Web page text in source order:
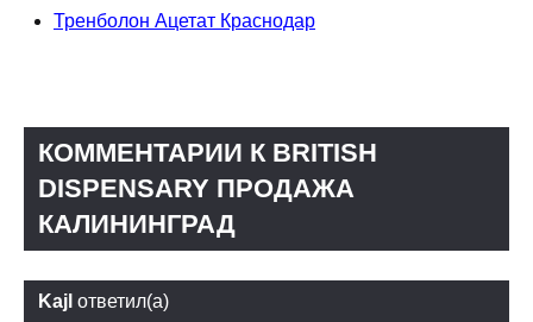
Тренболон Ацетат Краснодар
КОММЕНТАРИИ К BRITISH
DISPENSARY ПРОДАЖА
КАЛИНИНГРАД
Kajl ответил(а)